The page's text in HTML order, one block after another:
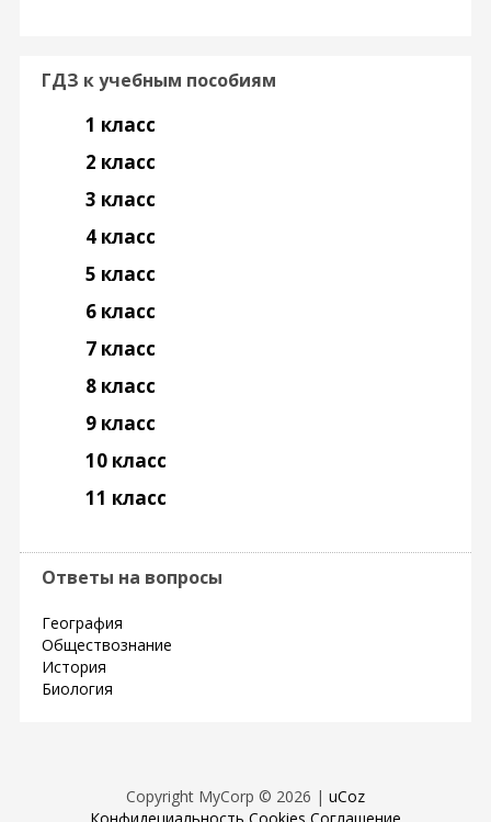
ГДЗ к учебным пособиям
1 класс
2 класс
3 класс
4 класс
5 класс
6 класс
7 класс
8 класс
9 класс
10 класс
11 класс
Ответы на вопросы
География
Обществознание
История
Биология
Copyright MyCorp © 2026 | uCoz